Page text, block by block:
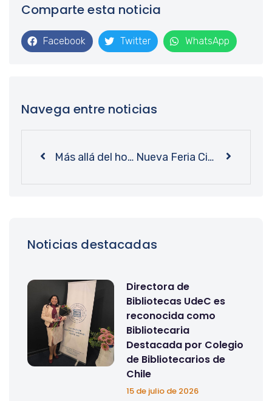
Comparte esta noticia
Facebook Twitter WhatsApp
Navega entre noticias
Más allá del hogar: académicos presentaron libro sobre historia del trabajo doméstico en Chile Nueva Feria Circular promoverá la reutilización y consumo responsable
Noticias destacadas
Directora de
Bibliotecas UdeC es
reconocida como
Bibliotecaria
Destacada por Colegio
de Bibliotecarios de
Chile
15 de julio de 2026